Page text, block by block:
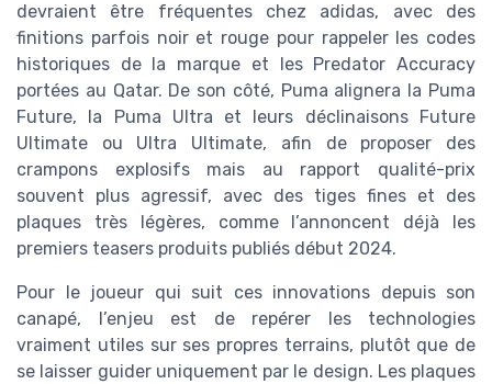
devraient être fréquentes chez adidas, avec des
finitions parfois noir et rouge pour rappeler les codes
historiques de la marque et les Predator Accuracy
portées au Qatar. De son côté, Puma alignera la Puma
Future, la Puma Ultra et leurs déclinaisons Future
Ultimate ou Ultra Ultimate, afin de proposer des
crampons explosifs mais au rapport qualité-prix
souvent plus agressif, avec des tiges fines et des
plaques très légères, comme l’annoncent déjà les
premiers teasers produits publiés début 2024.
Pour le joueur qui suit ces innovations depuis son
canapé, l’enjeu est de repérer les technologies
vraiment utiles sur ses propres terrains, plutôt que de
se laisser guider uniquement par le design. Les plaques